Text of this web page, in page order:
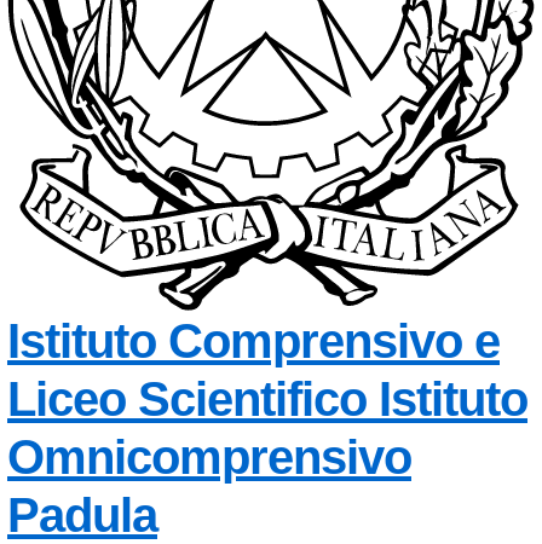
Istituto Comprensivo e
Liceo Scientifico Istituto
Omnicomprensivo
Padula